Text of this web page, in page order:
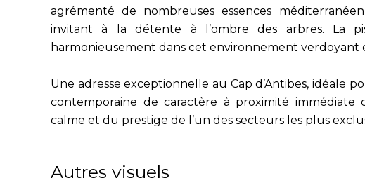
agrémenté de nombreuses essences
invitant à la détente à l’ombre des arbres. La
harmonieusement dans cet environnement verdoyant
Une adresse exceptionnelle au Cap d’Antibes, idéale
contemporaine de caractère à proximité
calme et du prestige de l’un des secteurs les plus
Autres visuels